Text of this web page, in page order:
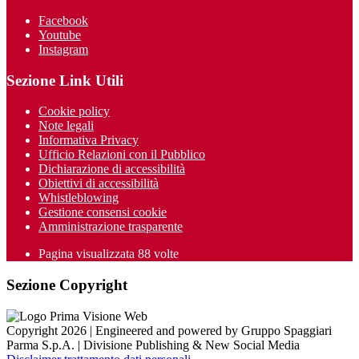
Facebook
Youtube
Instagram
Sezione Link Utili
Cookie policy
Note legali
Informativa Privacy
Ufficio Relazioni con il Pubblico
Dichiarazione di accessibilità
Obiettivi di accessibilità
Whistleblowing
Gestione consensi cookie
Amministrazione trasparente
Pagina visualizzata 88 volte
Sezione Copyright
Copyright 2026 | Engineered and powered by Gruppo Spaggiari
Parma S.p.A. | Divisione Publishing & New Social Media